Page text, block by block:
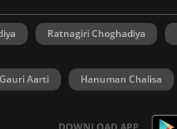
Ratnagiri Choghadiya
Aarti Hanuman Chalisa